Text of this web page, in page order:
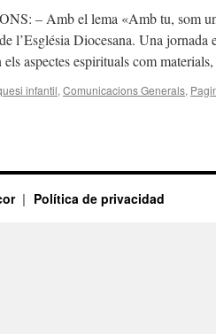
– Amb el lema «Amb tu, som
l’Església Diocesana. Una jornada
els aspectes espirituals com
infantil, Comunicacions Generals,
Política de privacidad